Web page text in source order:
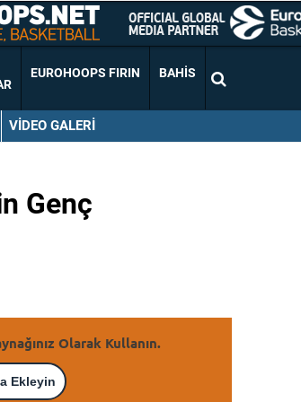
EUROHOOPS FIRIN BAHIS
VIDEO GALERI
Genç
Olarak Kullanın.
Ekleyin